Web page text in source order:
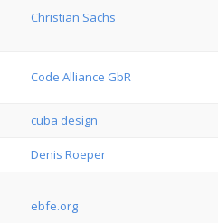
Christian Sachs
Code Alliance GbR
cuba design
Denis Roeper
ebfe.org